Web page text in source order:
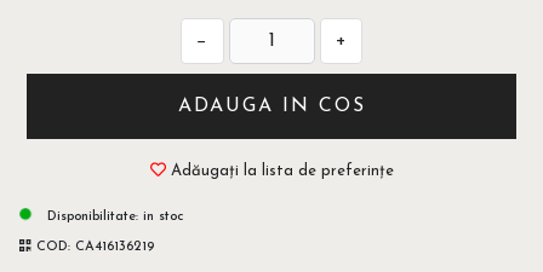
− +
ADAUGA IN COS
Adăugați la lista de preferințe
Disponibilitate: in stoc
COD: CA416136219